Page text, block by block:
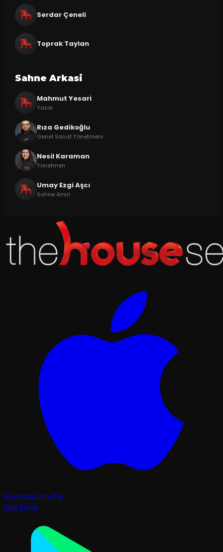
Serdar Çeneli
Toprak Taylan
Sahne Arkasi
Mahmut Yesari
Yazar
Rıza Gedikoğlu
Genel Sanat Yönetmeni
Nesil Karaman
Yönetmen
Umay Ezgi Aşcı
Sahne Amiri
Download on the
App Store